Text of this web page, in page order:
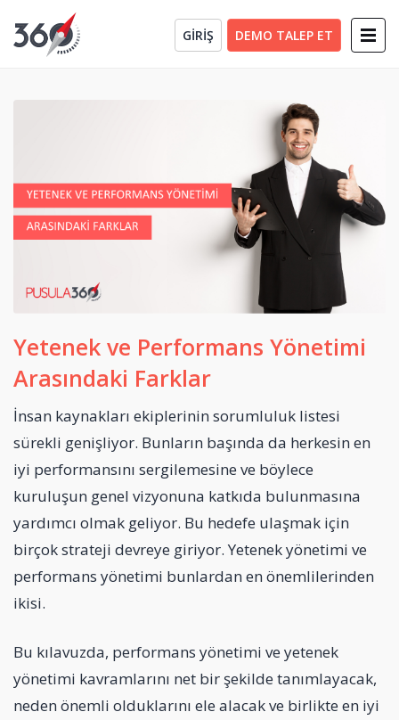
GİRİŞ DEMO TALEP ET
Yetenek ve Performans Yönetimi
Arasındaki Farklar
İnsan kaynakları ekiplerinin sorumluluk listesi
sürekli genişliyor. Bunların başında da herkesin en
iyi performansını sergilemesine ve böylece
kuruluşun genel vizyonuna katkıda bulunmasına
yardımcı olmak geliyor. Bu hedefe ulaşmak için
birçok strateji devreye giriyor. Yetenek yönetimi ve
performans yönetimi bunlardan en önemlilerinden
ikisi.
Bu kılavuzda, performans yönetimi ve yetenek
yönetimi kavramlarını net bir şekilde tanımlayacak,
neden önemli olduklarını ele alacak ve birlikte en iyi